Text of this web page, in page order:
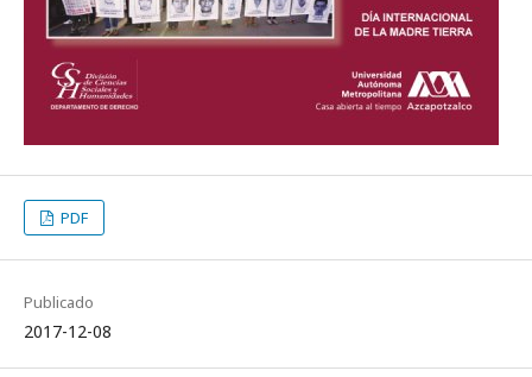
PDF
Publicado
2017-12-08